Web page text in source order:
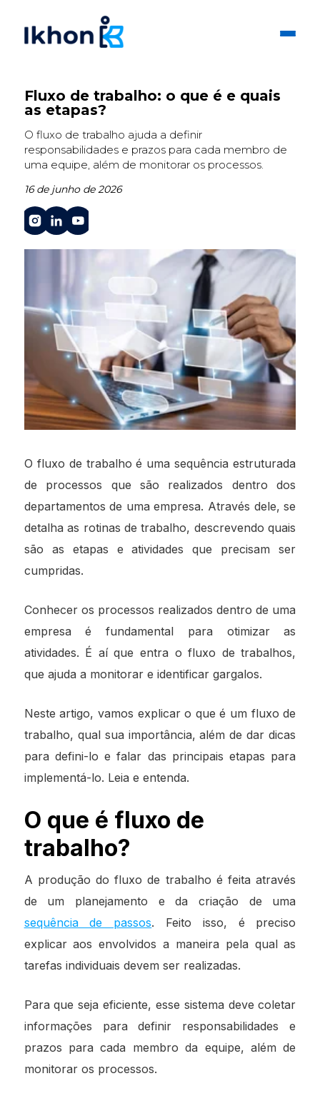
Fluxo de trabalho: o que é e quais
as etapas?
O fluxo de trabalho ajuda a definir
responsabilidades e prazos para cada membro de
uma equipe, além de monitorar os processos.
16 de junho de 2026
O fluxo de trabalho é uma sequência estruturada
de processos que são realizados dentro dos
departamentos de uma empresa. Através dele, se
detalha as rotinas de trabalho, descrevendo quais
são as etapas e atividades que precisam ser
cumpridas.
Conhecer os processos realizados dentro de uma
empresa é fundamental para otimizar as
atividades. É aí que entra o fluxo de trabalhos,
que ajuda a monitorar e identificar gargalos.
Neste artigo, vamos explicar o que é um fluxo de
trabalho, qual sua importância, além de dar dicas
para defini-lo e falar das principais etapas para
implementá-lo. Leia e entenda.
O que é fluxo de
trabalho?
A produção do fluxo de trabalho é feita através
de um planejamento e da criação de uma
sequência de passos. Feito isso, é preciso
explicar aos envolvidos a maneira pela qual as
tarefas individuais devem ser realizadas.
Para que seja eficiente, esse sistema deve coletar
informações para definir responsabilidades e
prazos para cada membro da equipe, além de
monitorar os processos.